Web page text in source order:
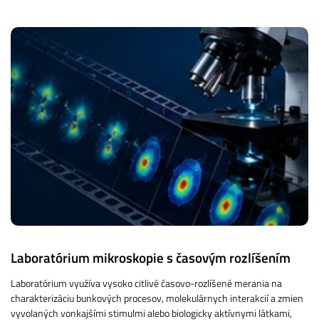
Laboratórium mikroskopie s časovým rozlíšením
Laboratórium využíva vysoko citlivé časovo-rozlíšené merania na
charakterizáciu bunkových procesov, molekulárnych interakcií a zmien
vyvolaných vonkajšími stimulmi alebo biologicky aktívnymi látkami,